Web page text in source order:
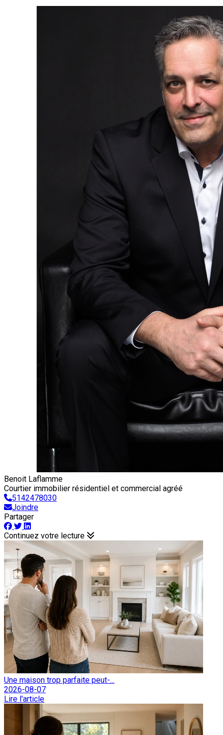
Benoit Laflamme
Courtier immobilier résidentiel et commercial agréé
5142478030
Joindre
Partager
Continuez votre lecture
Une maison trop parfaite peut-...
2026-08-07
Lire l'article